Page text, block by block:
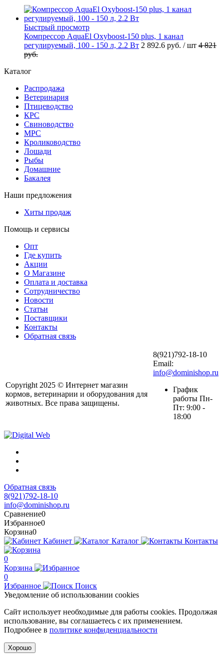
Быстрый просмотр
Компрессор AquaEl Oxyboost-150 plus, 1 канал
регулируемый, 100 - 150 л, 2.2 Вт 2 892.6 руб. / шт 4 821
руб.
Каталог
Распродажа
Ветеринария
Птицеводство
КРС
Свиноводство
МРС
Кролиководство
Лошади
Рыбы
Домашние
Бакалея
Наши предложения
Хиты продаж
Помощь и сервисы
Опт
Где купить
Акции
О Магазине
Оплата и доставка
Сотрудничество
Новости
Статьи
Поставщики
Контакты
Обратная связь
Copyright 2025 © Интернет магазин
кормов, ветеринарии и оборудования для
животных. Все права защищены.
8(921)792-18-10
Email:
info@dominishop.ru
График
работы Пн-
Пт: 9:00 -
18:00
Обратная связь
8(921)792-18-10
info@dominishop.ru
Сравнение0
Избранное0
Корзина0
Кабинет
Каталог Контакты
0
Корзина
0
Избранное
Поиск
Уведомление об использовании cookies
Сайт использует необходимые для работы cookies. Продолжая
использование, вы соглашаетесь с их применением.
Подробнее в политике конфиденциальности
Хорошо